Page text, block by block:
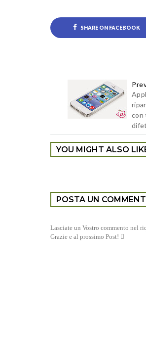
SHARE ON FACEBOOK
con
YOU MIGHT ALSO
POSTA UN
Lasciate un Vostro commento nel
Grazie e al prossimo Post! 